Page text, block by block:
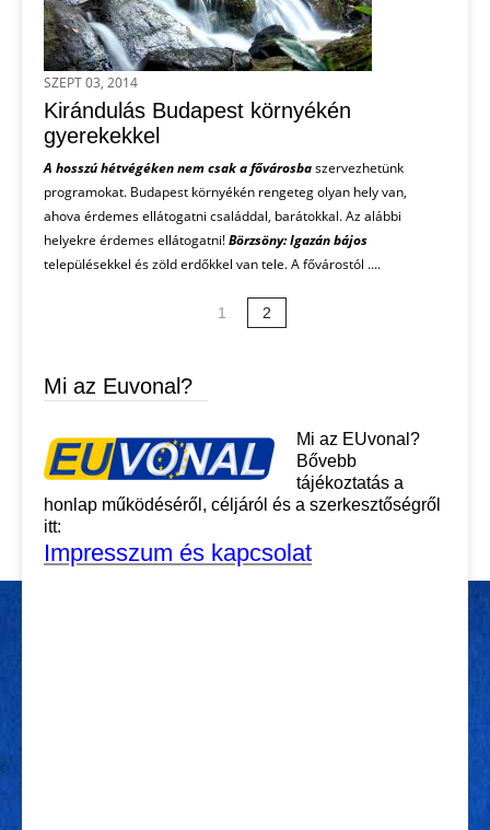
SZEPT 03, 2014
Kirándulás Budapest környékén
gyerekekkel
A hosszú hétvégéken nem csak a fővárosbaszervezhetünk
programokat. Budapest környékén rengeteg olyan hely van,
ahova érdemes ellátogatni családdal, barátokkal. Az alábbi
helyekre érdemes ellátogatni!Börzsöny: Igazán bájos
településekkel és zöld erdőkkel van tele. A fővárostól ....
1 2
Mi az Euvonal?
Mi az EUvonal?
Bővebb
tájékoztatás a
honlap működéséről, céljáról és a szerkesztőségről
itt:
Impresszum és kapcsolat